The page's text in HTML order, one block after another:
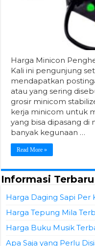
Harga Minicon
Kali ini pengunjung
mendapatkan
atau yang sering
grosir minicom
kerja minicom untuk
yang bisa dipasang
banyak kegunaan …
Read More »
Informasi Terbaru
Harga Daging Sapi Per
Harga Tepung Mila
Harga Buku Musik
Apa Saja yang Perlu